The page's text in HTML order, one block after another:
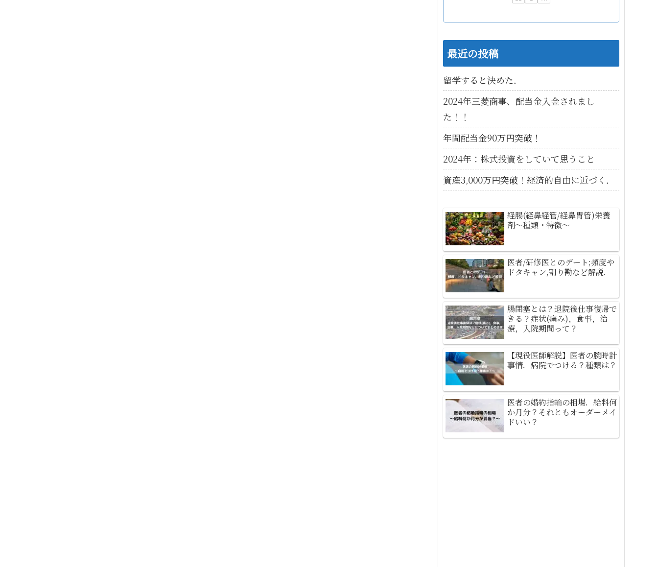
最近の投稿
留学すると決めた．
2024年三菱商事、配当金入金されまし
た！！
年間配当金90万円突破！
2024年：株式投資をしていて思うこと
資産3,000万円突破！経済的自由に近づく．
経腸(経鼻経管/経鼻胃管)栄養
剤～種類・特徴～
医者/研修医とのデート;頻度や
ドタキャン,割り勘など解説．
腸閉塞とは？退院後仕事復帰で
きる？症状(痛み)，食事，治
療，入院期間って？
【現役医師解説】医者の腕時計
事情．病院でつける？種類は？
医者の婚約指輪の相場．給料何
か月分？それともオーダーメイ
ドいい？